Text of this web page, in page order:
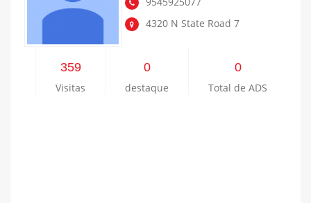
4320 N State Road 7
359
Visitas
0
destaque
0
Total de ADS